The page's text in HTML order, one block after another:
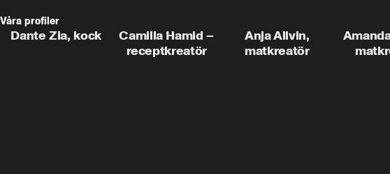
helstekt rödtunga med
sandefjordssås och en
magisk sallad på pepparrot
Fredrik som lämnat stan
och sadlat om till grisbonde
på Gotland.
Våra profiler
Dante Zia, kock
Camilla Hamid –
receptkreatör
Anja Allvin,
matkreatör